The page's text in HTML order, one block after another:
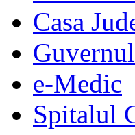
Casa
e-Medic
Spitalul